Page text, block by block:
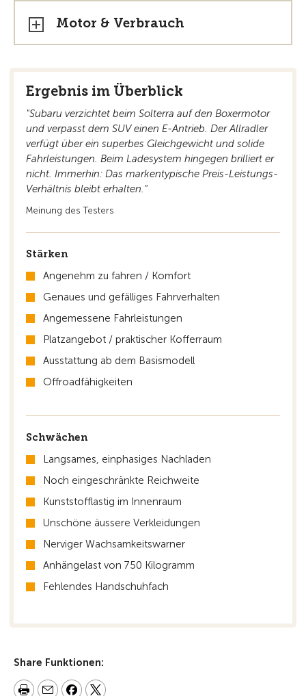
Motor & Verbrauch
Ergebnis im Überblick
"Subaru verzichtet beim Solterra auf den Boxermotor
und verpasst dem SUV einen E-Antrieb. Der Allradler
verfügt über ein superbes Gleichgewicht und solide
Fahrleistungen. Beim Ladesystem hingegen brilliert er
nicht. Immerhin: Das markentypische Preis-Leistungs-
Verhältnis bleibt erhalten."
Meinung des Testers
Stärken
Angenehm zu fahren / Komfort
Genaues und gefälliges Fahrverhalten
Angemessene Fahrleistungen
Platzangebot / praktischer Kofferraum
Ausstattung ab dem Basismodell
Offroadfähigkeiten
Schwächen
Langsames, einphasiges Nachladen
Noch eingeschränkte Reichweite
Kunststofflastig im Innenraum
Unschöne äussere Verkleidungen
Nerviger Wachsamkeitswarner
Anhängelast von 750 Kilogramm
Fehlendes Handschuhfach
Share Funktionen: